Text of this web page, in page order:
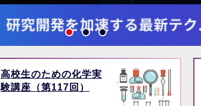
高校生のための化学実
験講座（第117回）